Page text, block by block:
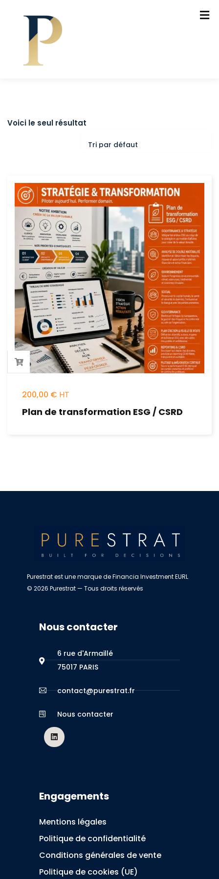
Voici le seul résultat
200,00 €
Plan de transformation ESG / CSRD
Purestrat est une marque de Financia Investment EURL
© 2026 Purestrat — Tous droits réservés
Nous contacter
6 rue d'Armaillé
75017 PARIS
contact@purestrat.fr
Nous contacter
Engagements
Mentions légales
Politique de confidentialité
Conditions générales de vente
Politique de cookies (UE)